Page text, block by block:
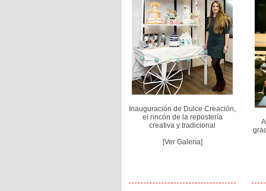
Inauguración de Dulce Creación,
el rincón de la repostería
creativa y tradicional
[Ver Galería]